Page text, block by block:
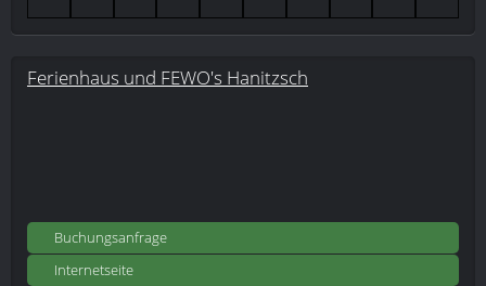
Ferienhaus und FEWO's Hanitzsch
Buchungsanfrage
Internetseite